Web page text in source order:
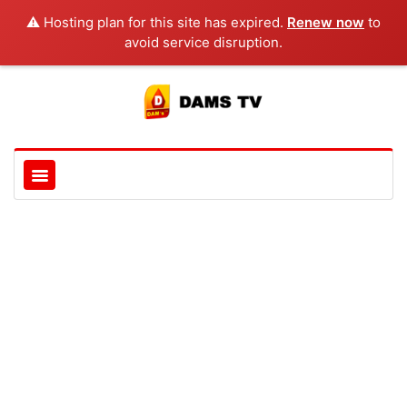
⚠️ Hosting plan for this site has expired. Renew now to
avoid service disruption.